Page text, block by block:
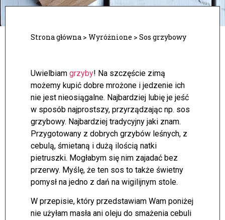
Strona główna > Wyróżnione > Sos grzybowy
Uwielbiam grzyby! Na szczęście zimą
możemy kupić dobre mrożone i jedzenie ich
nie jest nieosiągalne. Najbardziej lubię je jeść
w sposób najprostszy, przyrządzając np. sos
grzybowy. Najbardziej tradycyjny jaki znam.
Przygotowany z dobrych grzybów leśnych, z
cebulą, śmietaną i dużą ilością natki
pietruszki. Mogłabym się nim zajadać bez
przerwy. Myślę, że ten sos to także świetny
pomysł na jedno z dań na wigilijnym stole.
W przepisie, który przedstawiam Wam poniżej
nie użyłam masła ani oleju do smażenia cebuli